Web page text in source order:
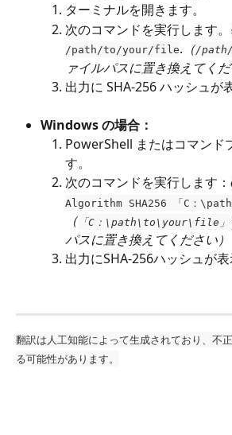
ターミナルを開きます。
次のコマンドを実行します。
/path/to/your/file. （/
ァイルパスに置き換えてくだ
出力に SHA-256 ハッシュが
Windows の場合：
PowerShell またはコマンド
す。
次のコマンドを実行します：
Algorithm SHA256 「C：
（ 「C：\path\to\your\file」
パスに置き換えてください）
出力にSHA-256ハッシュが表
翻訳は人工知能によって生成されており、不
る可能性があります。